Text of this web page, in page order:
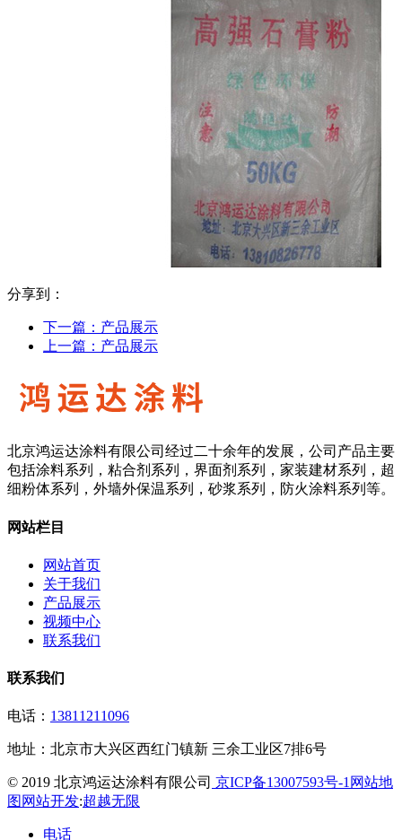
分享到：
下一篇： 产品展示
上一篇： 产品展示
北京鸿运达涂料有限公司经过二十余年的发展，公司产品主要
包括涂料系列，粘合剂系列，界面剂系列，家装建材系列，超
细粉体系列，外墙外保温系列，砂浆系列，防火涂料系列等。
网站栏目
网站首页
关于我们
产品展示
视频中心
联系我们
联系我们
电话： 13811211096
地址： 北京市大兴区西红门镇新 三余工业区7排6号
© 2019 北京鸿运达涂料有限公司 京ICP备13007593号-1网站地
图 网站开发:超越无限
电话